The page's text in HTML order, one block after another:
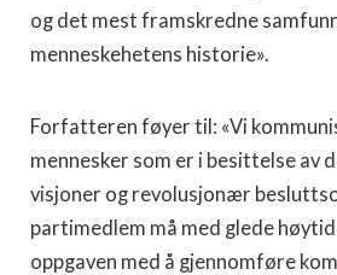
og det mest framskredne
menneskehetens historie».
Forfatteren føyer til: «Vi
mennesker som er i besittelse av
visjoner og revolusjonær
partimedlem må med glede
oppgaven med å gjennomføre